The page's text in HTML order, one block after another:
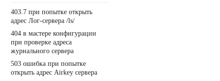
403.7 при попытке открыть
адрес Лог-сервера /ls/
404 в мастере конфигурации
при проверке адреса
журнального сервера
503 ошибка при попытке
открыть адрес Airkey сервера